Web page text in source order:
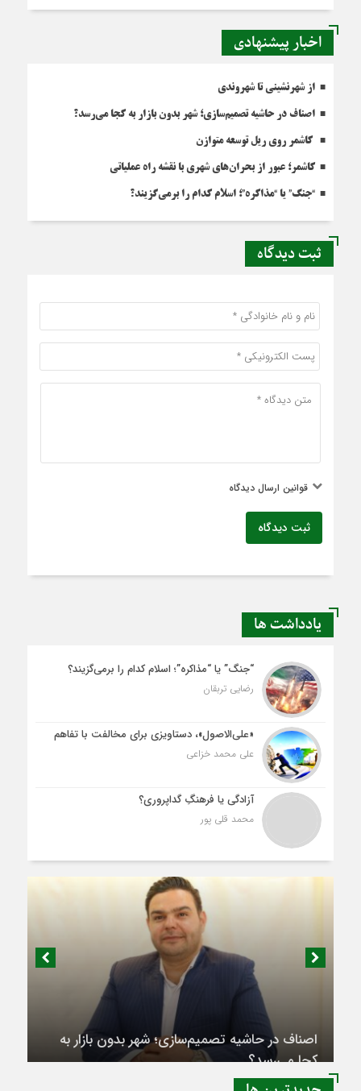
اخبار پیشنهادی
از شهرنشینی تا شهروندی
اصناف در حاشیه تصمیم‌سازی؛ شهر بدون بازار به کجا می‌رسد؟
کاشمر روی ریل توسعه متوازن
کاشمر؛ عبور از بحران‌های شهری با نقشه راه عملیاتی
“جنگ” یا “مذاکره”؛ اسلام کدام را برمی‌گزیند؟
ثبت دیدگاه
قوانین ارسال دیدگاه
ثبت دیدگاه
یادداشت ها
“جنگ” یا “مذاکره”؛ اسلام کدام را برمی‌گزیند؟
رضایی تربقان
«علی‌الاصول»، دستاویزی برای مخالفت با تفاهم
علی محمد خزاعی
آزادگی یا فرهنگِ گداپروری؟
محمد قلی پور
اصناف در حاشیه تصمیم‌سازی؛ شهر بدون بازار به
کجا می‌رسد؟